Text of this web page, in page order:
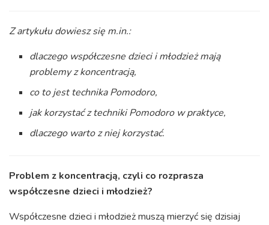
Z artykułu dowiesz się m.in.:
dlaczego współczesne dzieci i młodzież mają
problemy z koncentracją,
co to jest technika Pomodoro,
jak korzystać z techniki Pomodoro w praktyce,
dlaczego warto z niej korzystać.
Problem z koncentracją, czyli co rozprasza
współczesne dzieci i młodzież?
Współczesne dzieci i młodzież muszą mierzyć się dzisiaj